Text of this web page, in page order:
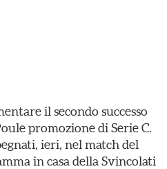
il secondo successo
promozione di Serie C.
ieri, nel match del
in casa della Svincolati